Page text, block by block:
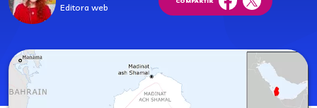
Editora web